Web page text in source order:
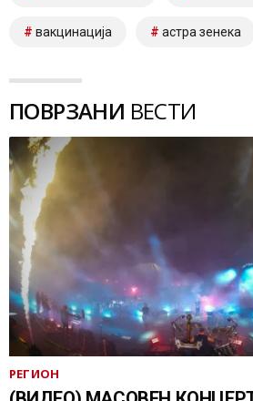
вакцинација астра зенека
ПОВРЗАНИ ВЕСТИ
РЕГИОН